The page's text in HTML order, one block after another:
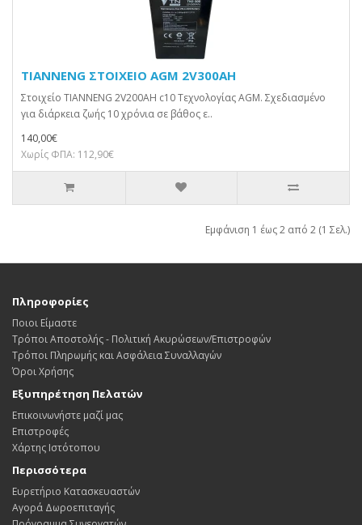
TIANNENG ΣΤΟΙΧΕΙΟ AGM 2V300AH
Στοιχείο TIANNENG 2V200AH c10 Τεχνολογίας AGM. Σχεδιασμένο
για διάρκεια ζωής 10 χρόνια σε βάθος ε..
140,00€
Χωρίς ΦΠΑ: 112,90€
Εμφάνιση 1 έως 2 από 2 (1 Σελ.)
Πληροφορίες
Ποιοι Είμαστε
Τρόποι Αποστολής - Πολιτική Ακυρώσεων/Επιστροφών
Τρόποι Πληρωμής και Ασφάλεια Συναλλαγών
Όροι Χρήσης
Εξυπηρέτηση Πελατών
Επικοινωνήστε μαζί μας
Επιστροφές
Χάρτης Ιστότοπου
Περισσότερα
Ευρετήριο Κατασκευαστών
Αγορά Δωροεπιταγής